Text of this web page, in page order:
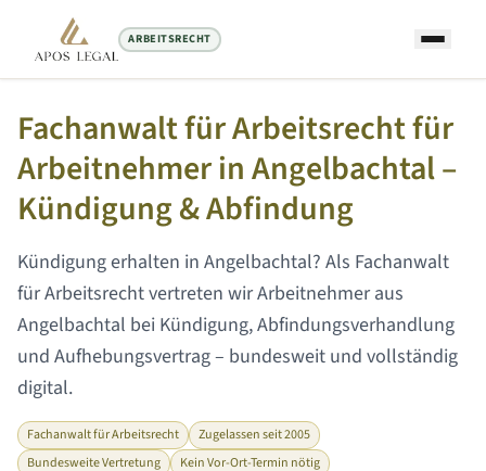
ARBEITSRECHT
Startseite/Arbeitsrecht Anwalt
Fachanwalt für Arbeitsrecht für
Arbeitnehmer inAngelbachtal–
Kündigung & Abfindung
Kündigung erhalten in Angelbachtal? Als Fachanwalt
für Arbeitsrecht vertreten wir Arbeitnehmer aus
Angelbachtal bei Kündigung, Abfindungsverhandlung
und Aufhebungsvertrag – bundesweit und vollständig
digital.
Fachanwalt für Arbeitsrecht
Zugelassen seit 2005
Bundesweite Vertretung
Kein Vor-Ort-Termin nötig